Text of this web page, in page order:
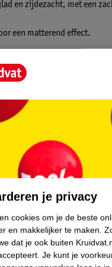
en zijdezacht, met een
een matterend effect.
je privacy
cookies om je de beste
en makkelijker te maken.
dat je ook buiten
Je kunt je